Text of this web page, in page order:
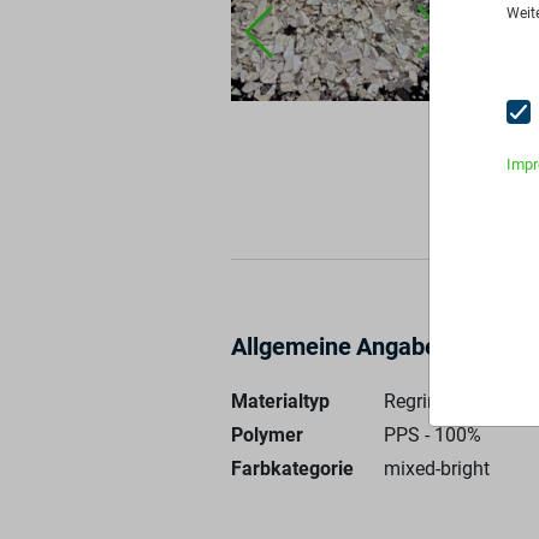
Allgemeine Angaben
Materialtyp
Regrind
Polymer
PPS - 100%
Farbkategorie
mixed-bright